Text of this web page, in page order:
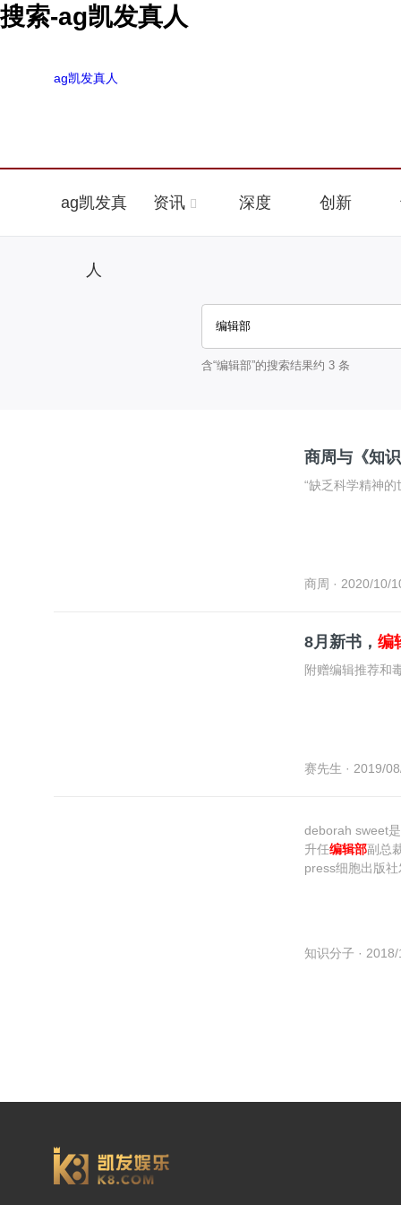
搜索-ag凯发真人
ag凯发真人
ag凯发真
人
资讯 深度 创新
含“编辑部”的搜索结果约 3 条
商周与《知
“缺乏科学精神
商周 · 2020/10/
8月新书， 编
附赠编辑推荐和
赛先生 · 2019/
deborah sweet
升任编辑部副总
press细胞出版
知识分子 ·